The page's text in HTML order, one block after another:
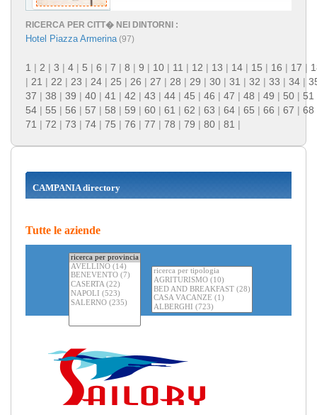
RICERCA PER CITT� NEI DINTORNI :
Hotel Piazza Armerina(97)
1 | 2 | 3 | 4 | 5 | 6 | 7 | 8 | 9 | 10 | 11 | 12 | 13 | 14 | 15 | 16 | 17 |
| 21 | 22 | 23 | 24 | 25 | 26 | 27 | 28 | 29 | 30 | 31 | 32 | 33 | 34 |
37 | 38 | 39 | 40 | 41 | 42 | 43 | 44 | 45 | 46 | 47 | 48 | 49 | 50 | 51
54 | 55 | 56 | 57 | 58 | 59 | 60 | 61 | 62 | 63 | 64 | 65 | 66 | 67 | 68
71 | 72 | 73 | 74 | 75 | 76 | 77 | 78 | 79 | 80 | 81 |
CAMPANIA directory
Tutte le aziende